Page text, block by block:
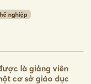
nghiệp
là giảng viên
cơ sở giáo dục